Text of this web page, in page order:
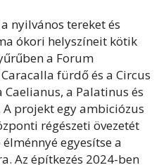
nyilvános tereket és
ókori helyszíneit kötik
a Forum
fürdő és a Circus
a Palatinus és
projekt egy ambiciózus
régészeti övezetét
egyesítse a
Az építkezés 2024-ben